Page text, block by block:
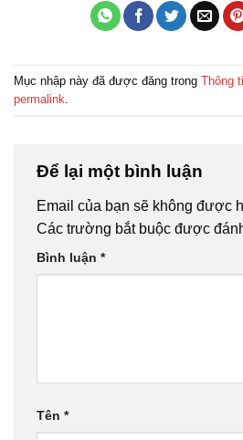
Mục nhập này đã được đăng trong Thông
permalink
Để lại một bình luận
Email của bạn sẽ không được
Các trường bắt buộc được
Bình luận *
Tên *